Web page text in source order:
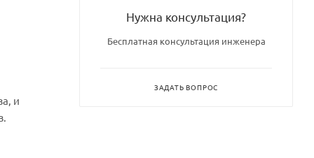
и
Нужна консультация?
Бесплатная консультация инженера
ЗАДАТЬ ВОПРОС